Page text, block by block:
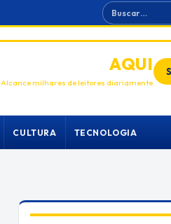
Buscar
ANUNCIEAQUI
Alcance milhares de leitores diariamente
CULTURA TECNOLOGIA